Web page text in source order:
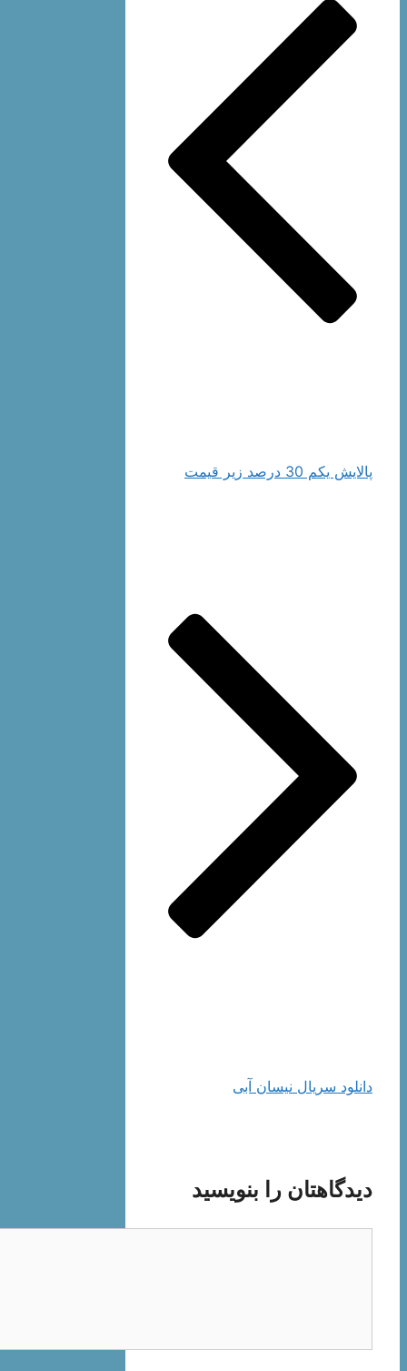
پالایش یکم 30 درصد زیر قیمت
دانلود سریال نیسان آبی
دیدگاهتان را بنویسید